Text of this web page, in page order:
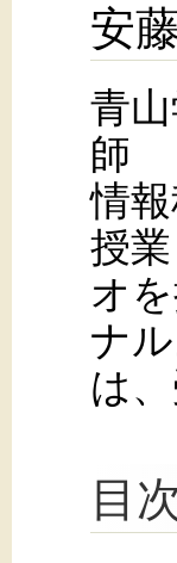
安
青
師
情
授
オ
ナ
は
目次